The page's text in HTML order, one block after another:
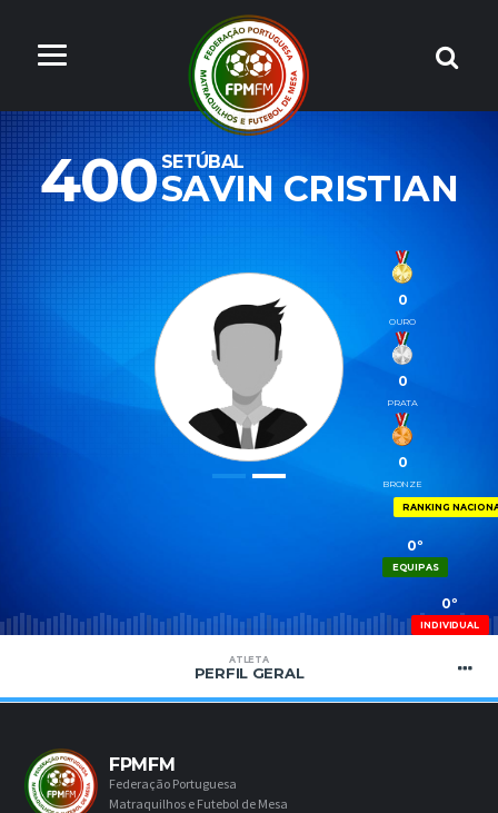
400 SETÚBAL
SAVIN CRISTIAN
0
OURO
0
PRATA
0
BRONZE
RANKING
0º
EQUIPAS
0º
INDIVIDUAL
ATLETA
PERFIL GERAL
FPMFM
Federação Portuguesa
Matraquilhos e Futebol de Mesa